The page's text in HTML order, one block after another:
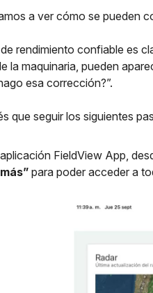
a ver cómo se pueden
rendimiento confiable es
la maquinaria, pueden
esa corrección?”.
que seguir los siguientes
FieldView App,
para poder acceder a